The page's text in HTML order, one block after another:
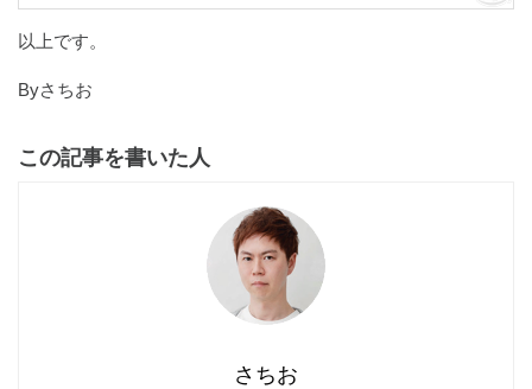
以上です。
Byさちお
この記事を書いた人
さちお